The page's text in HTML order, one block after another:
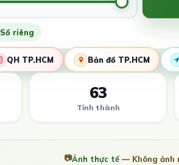
Sổ riêng
QH TP.HCM Bản đồ TP.HCM
63
Tỉnh thành
📷Ảnh thực tế— Không ảnh